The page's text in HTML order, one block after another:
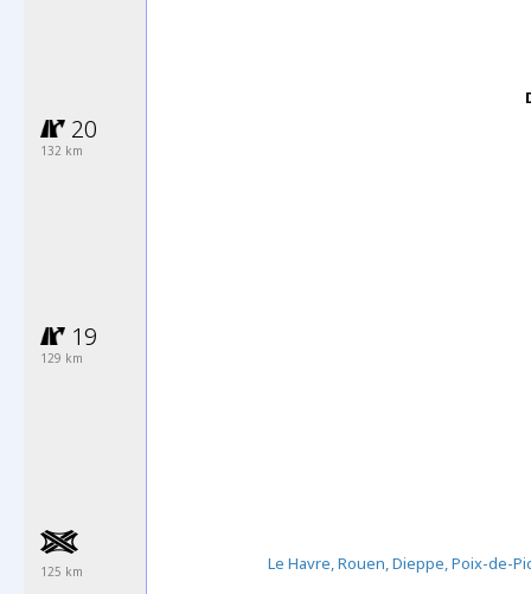
20
132 km
19
129 km
125 km Le Havre, Rouen, Dieppe, Poix-de-